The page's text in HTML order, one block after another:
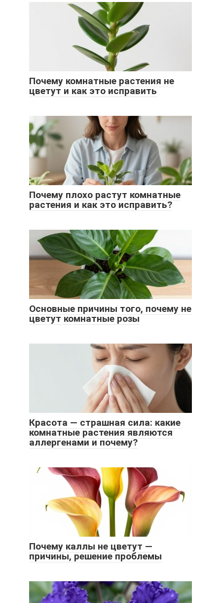
Почему комнатные растения не
цветут и как это исправить
Почему плохо растут комнатные
растения и как это исправить?
Основные причины того, почему не
цветут комнатные розы
Красота — страшная сила: какие
комнатные растения являются
аллергенами и почему?
Почему каллы не цветут —
причины, решение проблемы